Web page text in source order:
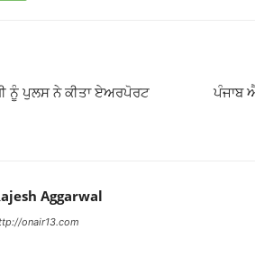
ਨੂੰ ਪੁਲਸ ਨੇ ਕੀਤਾ ਏਅਰਪੋਰਟ
ਪੰਜਾਬ
Aggarwal
onair13.com